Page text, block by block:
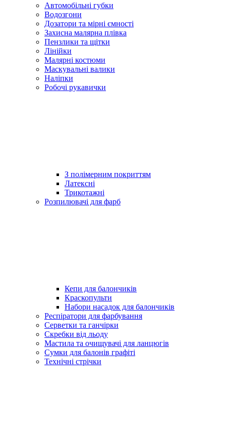
Автомобільні губки
Водозгони
Дозатори та мірні ємності
Захисна малярна плівка
Пензлики та щітки
Лінійки
Малярні костюми
Маскувальні валики
Наліпки
Робочі рукавички
З полімерним покриттям
Латексні
Трикотажні
Розпилювачі для фарб
Кепи для балончиків
Краскопульти
Набори насадок для балончиків
Респіратори для фарбування
Серветки та ганчірки
Скребки від льоду
Мастила та очищувачі для ланцюгів
Сумки для балонів графіті
Технічні стрічки